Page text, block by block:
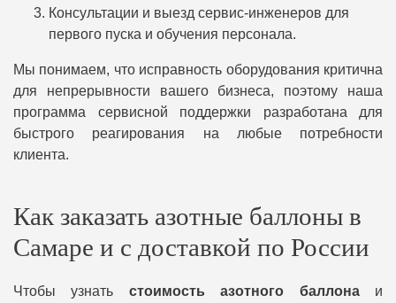
Консультации и выезд сервис-инженеров для
первого пуска и обучения персонала.
Мы понимаем, что исправность оборудования критична
для непрерывности вашего бизнеса, поэтому наша
программа сервисной поддержки разработана для
быстрого реагирования на любые потребности
клиента.
Как заказать азотные баллоны в
Самаре и с доставкой по России
Чтобы узнать стоимость азотного баллонаи